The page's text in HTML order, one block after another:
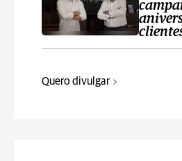
Quero divulgar